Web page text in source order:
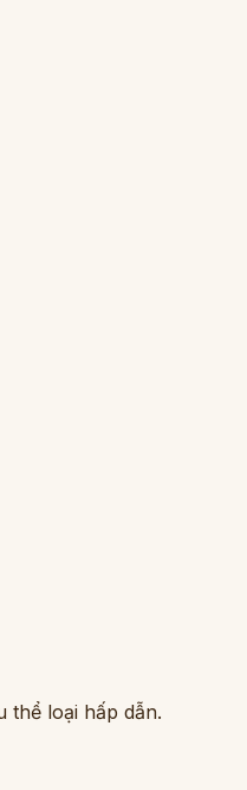
thể loại hấp dẫn.